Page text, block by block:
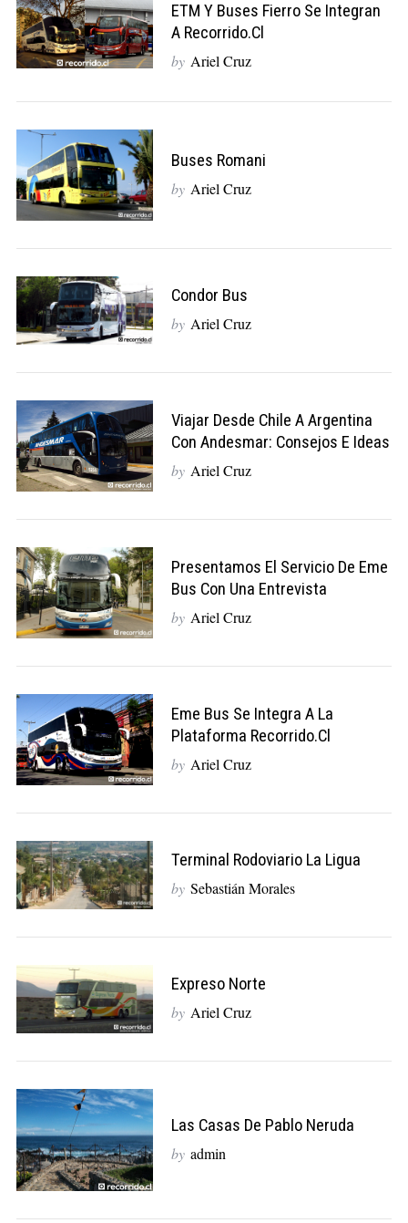
ETM Y Buses Fierro Se Integran
A Recorrido.cl
by Ariel Cruz
Buses Romani
by Ariel Cruz
Condor Bus
by Ariel Cruz
Viajar Desde Chile A Argentina
Con Andesmar: Consejos E Ideas
by Ariel Cruz
Presentamos El Servicio De Eme
Bus Con Una Entrevista
by Ariel Cruz
Eme Bus Se Integra A La
Plataforma Recorrido.cl
by Ariel Cruz
Terminal Rodoviario La Ligua
by Sebastián Morales
Expreso Norte
by Ariel Cruz
Las Casas De Pablo Neruda
by admin